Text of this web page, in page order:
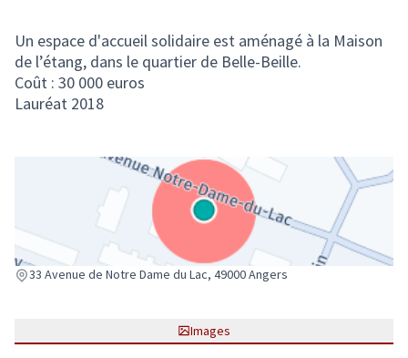
Un espace d'accueil solidaire est aménagé à la Maison
de l’étang, dans le quartier de Belle-Beille.
Coût : 30 000 euros
Lauréat 2018
33 Avenue de Notre Dame du Lac, 49000 Angers
(Lien externe)
Images